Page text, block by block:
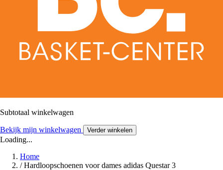
Subtotaal winkelwagen
Bekijk mijn winkelwagen Verder winkelen
Loading...
Home
/ Hardloopschoenen voor dames adidas Questar 3